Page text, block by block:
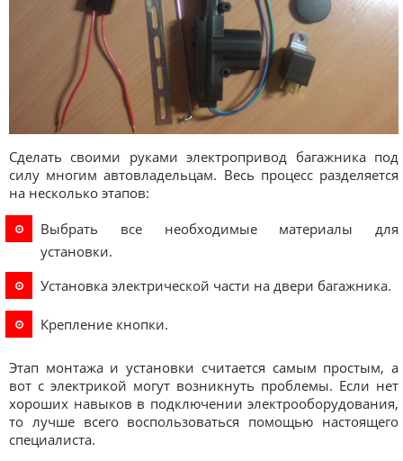
Сделать своими руками электропривод багажника под
силу многим автовладельцам. Весь процесс разделяется
на несколько этапов:
Выбрать все необходимые материалы для
установки.
Установка электрической части на двери багажника.
Крепление кнопки.
Этап монтажа и установки считается самым простым, а
вот с электрикой могут возникнуть проблемы. Если нет
хороших навыков в подключении электрооборудования,
то лучше всего воспользоваться помощью настоящего
специалиста.